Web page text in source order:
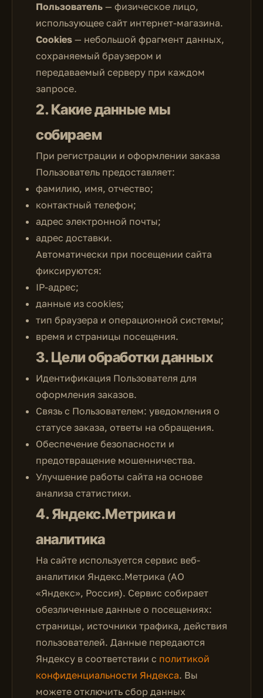
Пользователь — физическое лицо,
использующее сайт интернет-магазина.
Cookies — небольшой фрагмент данных,
сохраняемый браузером и
передаваемый серверу при каждом
запросе.
2. Какие данные мы
собираем
При регистрации и оформлении заказа
Пользователь предоставляет:
фамилию, имя, отчество;
контактный телефон;
адрес электронной почты;
адрес доставки.
Автоматически при посещении сайта
фиксируются:
IP-адрес;
данные из cookies;
тип браузера и операционной системы;
время и страницы посещения.
3. Цели обработки данных
Идентификация Пользователя для
оформления заказов.
Связь с Пользователем: уведомления о
статусе заказа, ответы на обращения.
Обеспечение безопасности и
предотвращение мошенничества.
Улучшение работы сайта на основе
анализа статистики.
4. Яндекс.Метрика и
аналитика
На сайте используется сервис веб-
аналитики Яндекс.Метрика (АО
«Яндекс», Россия). Сервис собирает
обезличенные данные о посещениях:
страницы, источники трафика, действия
пользователей. Данные передаются
Яндексу в соответствии с политикой
конфиденциальности Яндекса. Вы
можете отключить сбор данных